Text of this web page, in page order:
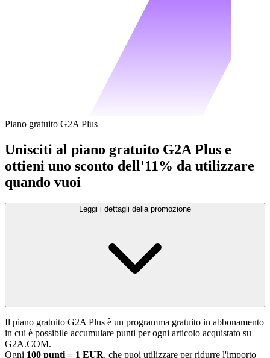
Piano gratuito G2A Plus
Unisciti al piano gratuito G2A Plus e
ottieni uno sconto dell'11% da utilizzare
quando vuoi
Leggi i dettagli della promozione
Il piano gratuito G2A Plus è un programma gratuito in abbonamento
in cui è possibile accumulare punti per ogni articolo acquistato su
G2A.COM.
Ogni 100 punti = 1 EUR, che puoi utilizzare per ridurre l'importo